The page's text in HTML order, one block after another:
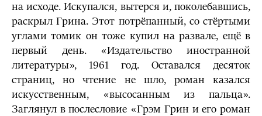
на исходе. Искупался, вытерся и, поколебавшись,
раскрыл Грина. Этот потрёпанный, со стёртыми
углами томик он тоже купил на развале, ещё в
первый день. «Издательство иностранной
литературы», 1961 год. Оставался десяток
страниц, но чтение не шло, роман казался
искусственным, «высосанным из пальца».
Заглянул в послесловие «Грэм Грин и его роман